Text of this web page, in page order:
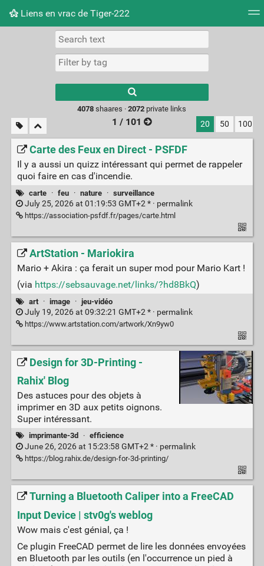
Liens en vrac de Tiger-222
Picture wall
results.
4078 shaares ·2072 private links
1 / 101 20 50 100
Carte des Feux en Direct - PSFDF
Il y a aussi un quizz intéressant qui permet de rappeler
quoi faire en cas d'incendie.
carte · feu · nature · surveillance
July 25, 2026 at 01:19:53 GMT+2 * · permalink
https://association-psfdf.fr/pages/carte.html
ArtStation - Mariokira
Mario + Akira : ça ferait un super mod pour Mario Kart !
(via https://sebsauvage.net/links/?hd8BkQ)
art · image · jeu-vidéo
July 19, 2026 at 09:32:21 GMT+2 * · permalink
https://www.artstation.com/artwork/Xn9yw0
Design for 3D-Printing -
Rahix' Blog
Des astuces pour des objets à
imprimer en 3D aux petits oignons.
Super intéressant.
imprimante-3d · efficience
June 26, 2026 at 15:23:58 GMT+2 * · permalink
https://blog.rahix.de/design-for-3d-printing/
Turning a Bluetooth Caliper into a FreeCAD
Input Device | stv0g's weblog
Wow mais c'est génial, ça !
Ce plugin FreeCAD permet de lire les données envoyées
en Bluetooth par les outils (en l'occurrence un pied à